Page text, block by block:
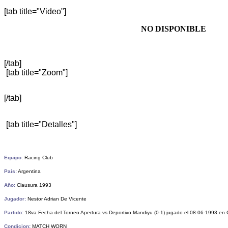
[tab title="Video"]
NO DISPONIBLE
[/tab]
[tab title="Zoom"]
[/tab]
[tab title="Detalles"]
Equipo: Racing Club
Pais:Argentina
Año: Clausura 1993
Jugador: Nestor Adrian De Vicente
Partido: 18va Fecha del Torneo Apertura vs Deportivo Mandiyu (0-1) jugado el 08-06-1993 en
Condicion: MATCH WORN